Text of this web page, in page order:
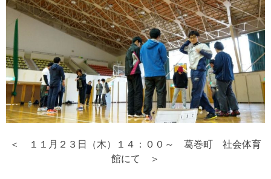
＜ １１月２３日（木）１４：００～ 葛巻町 社会体育
館にて ＞